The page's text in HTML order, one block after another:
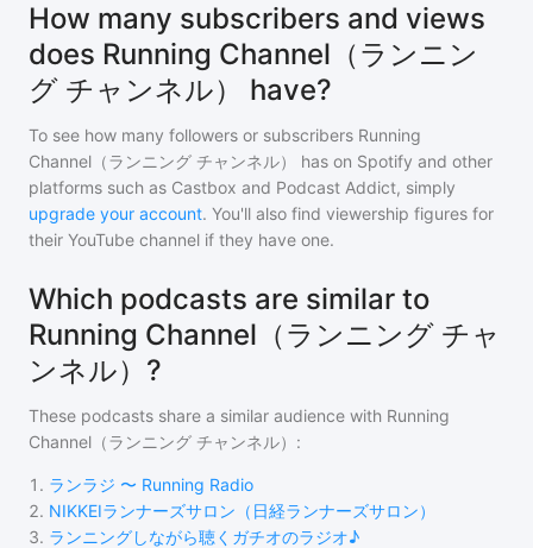
How many subscribers and views
does Running Channel（ランニン
グ チャンネル） have?
To see how many followers or subscribers Running
Channel（ランニング チャンネル）
has on Spotify and other
platforms such as Castbox and Podcast Addict, simply
upgrade your account. You'll also find viewership figures for
their YouTube channel if they have one.
Which podcasts are similar to
Running Channel（ランニング チャ
ンネル）?
These podcasts share a similar audience with Running
Channel（ランニング チャンネル） :
1 . ランラジ 〜 Running Radio
2. NIKKEIランナーズサロン（日経ランナーズサロン）
3. ランニングしながら聴くガチオのラジオ♪